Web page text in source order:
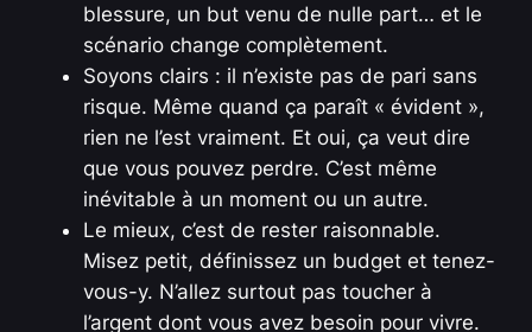
blessure, un but venu de nulle part… et le
scénario change complètement.
Soyons clairs : il n’existe pas de pari sans
risque. Même quand ça paraît « évident »,
rien ne l’est vraiment. Et oui, ça veut dire
que vous pouvez perdre. C’est même
inévitable à un moment ou un autre.
Le mieux, c’est de rester raisonnable.
Misez petit, définissez un budget et tenez-
vous-y. N’allez surtout pas toucher à
l’argent dont vous avez besoin pour vivre.